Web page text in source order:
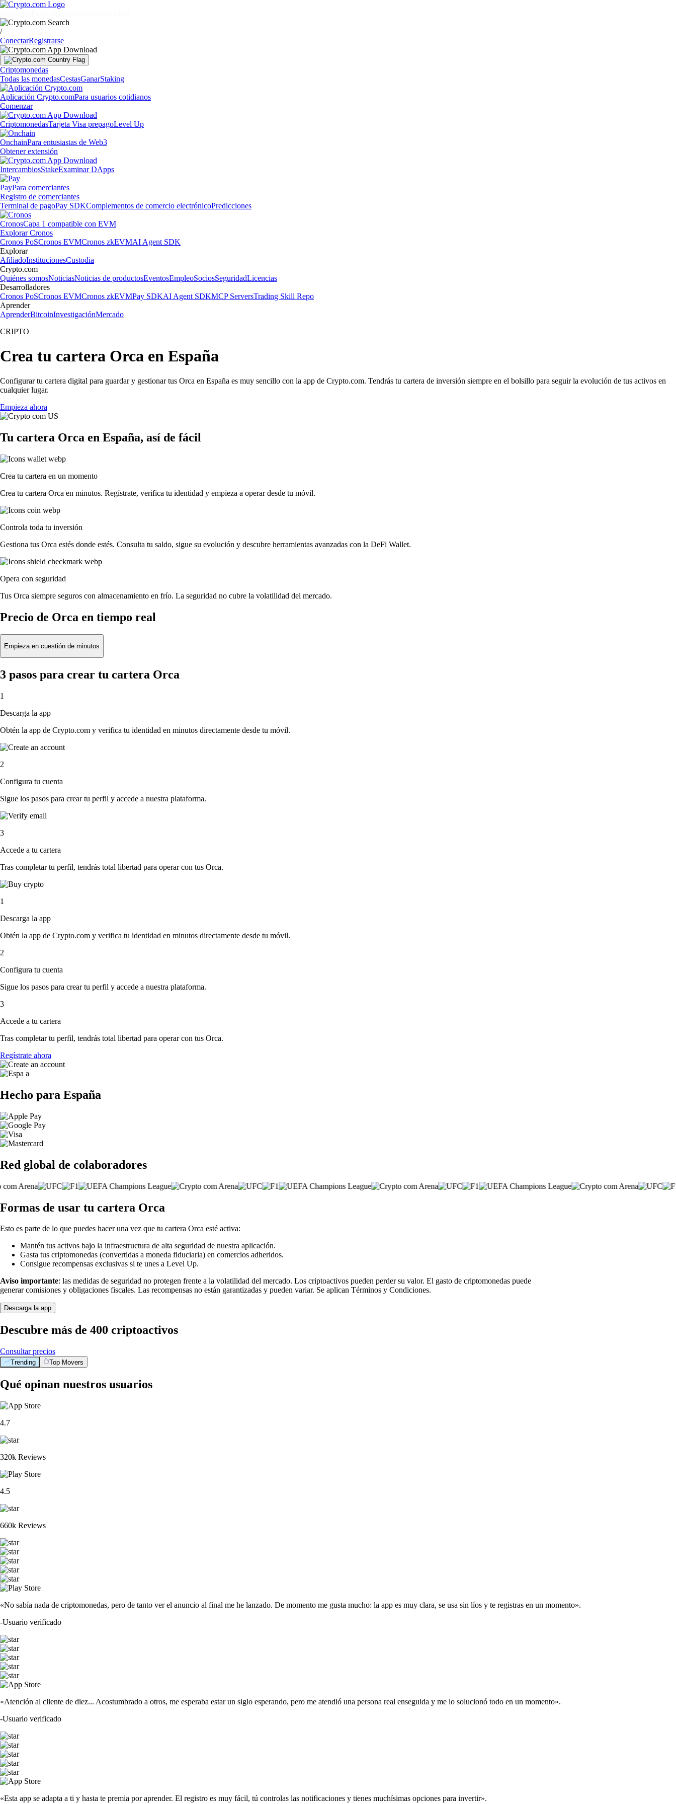
/
ConectarRegistrarse
Criptomonedas
Todas las monedasCestasGanarStaking
Aplicación Crypto.comPara usuarios cotidianos
Comenzar
CriptomonedasTarjeta Visa prepagoLevel Up
OnchainPara entusiastas de Web3
Obtener extensión
IntercambiosStakeExaminar DApps
PayPara comerciantes
Registro de comerciantes
Terminal de pagoPay SDKComplementos de comercio electrónicoPredicciones
CronosCapa 1 compatible con EVM
Explorar Cronos
Cronos PoSCronos EVMCronos zkEVMAI Agent SDK
Explorar
AfiliadoInstitucionesCustodia
Crypto.com
Quiénes somosNoticiasNoticias de productosEventosEmpleoSociosSeguridadLicencias
Desarrolladores
Cronos PoSCronos EVMCronos zkEVMPay SDKAI Agent SDKMCP ServersTrading Skill Repo
Aprender
AprenderBitcoinInvestigaciónMercado
CRIPTO
Crea tu cartera Orca en España
Configurar tu cartera digital para guardar y gestionar tus Orca en España es muy sencillo con la app de Crypto.com. Tendrás tu cartera de inversión siempre en el bolsillo para seguir la evolución de tus activos en
cualquier lugar.
Empieza ahora
Tu cartera Orca en España, así de fácil
Crea tu cartera en un momento
Crea tu cartera Orca en minutos. Regístrate, verifica tu identidad y empieza a operar desde tu móvil.
Controla toda tu inversión
Gestiona tus Orca estés donde estés. Consulta tu saldo, sigue su evolución y descubre herramientas avanzadas con la DeFi Wallet.
Opera con seguridad
Tus Orca siempre seguros con almacenamiento en frío. La seguridad no cubre la volatilidad del mercado.
Precio de Orca en tiempo real
Empieza en cuestión de minutos
3 pasos para crear tu cartera Orca
1
Descarga la app
Obtén la app de Crypto.com y verifica tu identidad en minutos directamente desde tu móvil.
2
Configura tu cuenta
Sigue los pasos para crear tu perfil y accede a nuestra plataforma.
3
Accede a tu cartera
Tras completar tu perfil, tendrás total libertad para operar con tus Orca.
1
Descarga la app
Obtén la app de Crypto.com y verifica tu identidad en minutos directamente desde tu móvil.
2
Configura tu cuenta
Sigue los pasos para crear tu perfil y accede a nuestra plataforma.
3
Accede a tu cartera
Tras completar tu perfil, tendrás total libertad para operar con tus Orca.
Regístrate ahora
Hecho para España
Red global de colaboradores
Formas de usar tu cartera Orca
Esto es parte de lo que puedes hacer una vez que tu cartera Orca esté activa:
Mantén tus activos bajo la infraestructura de alta seguridad de nuestra aplicación.
Gasta tus criptomonedas (convertidas a moneda fiduciaria) en comercios adheridos.
Consigue recompensas exclusivas si te unes a Level Up.
Aviso importante: las medidas de seguridad no protegen frente a la volatilidad del mercado. Los criptoactivos pueden perder su valor. El gasto de criptomonedas puede
generar comisiones y obligaciones fiscales. Las recompensas no están garantizadas y pueden variar. Se aplican Términos y Condiciones.
Descarga la app
Descubre más de 400 criptoactivos
Consultar precios
Trending Top Movers
Qué opinan nuestros usuarios
4.7
320k Reviews
4.5
660k Reviews
«No sabía nada de criptomonedas, pero de tanto ver el anuncio al final me he lanzado. De momento me gusta mucho: la app es muy clara, se usa sin líos y te registras en un momento».
-Usuario verificado
«Atención al cliente de diez... Acostumbrado a otros, me esperaba estar un siglo esperando, pero me atendió una persona real enseguida y me lo solucionó todo en un momento».
-Usuario verificado
«Esta app se adapta a ti y hasta te premia por aprender. El registro es muy fácil, tú controlas las notificaciones y tienes muchísimas opciones para invertir».